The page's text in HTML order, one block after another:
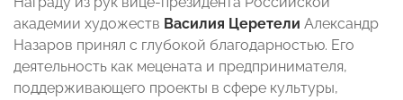
академии художеств Василия Церетели Александр
Назаров принял с глубокой благодарностью. Его
деятельность как мецената и предпринимателя,
поддерживающего проекты в сфере культуры,